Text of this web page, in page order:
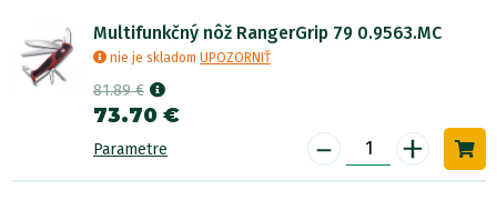
Multifunkčný nôž RangerGrip 79 0.9563.MC
nie je skladom UPOZORNIŤ
81.89 €
73.70 €
Parametre - +